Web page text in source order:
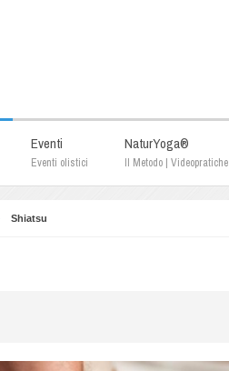
Eventi
Eventi olistici
NaturYoga®
Il Metodo | Videopratiche
Shiatsu